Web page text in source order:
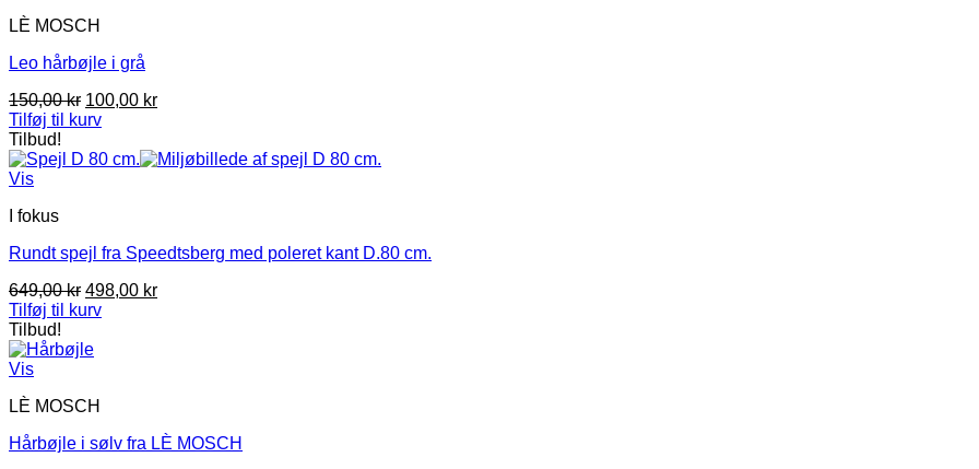
LÈ MOSCH
Leo hårbøjle i grå
150,00kr Den
oprindelige
var:
100,00 krDen
er:
Tilføj til kurv
Tilbud!
Vis
I fokus
Rundt spejl fra Speedtsberg med poleret kant D.80 cm.
649,00kr Den
oprindelige
var:
498,00 krDen
Tilføj til kurv
Tilbud!
Vis
LÈ MOSCH
Hårbøjle i sølv fra LÈ MOSCH